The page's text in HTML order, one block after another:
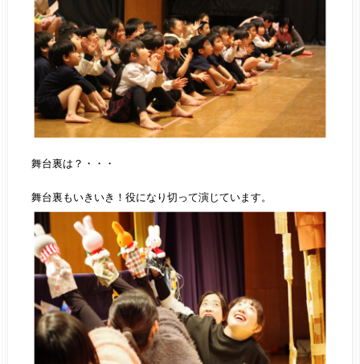
舞台裏は？・・・
舞台裏もいきいき！役になり切って演じています。